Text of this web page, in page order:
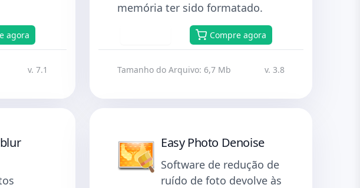
agora
v. 7.1
memória ter sido formatado.
Compre agora
Tamanho do Arquivo: 6,7 Mb v. 3.8
Easy Photo Denoise
Software de redução de
ruído de foto devolve às